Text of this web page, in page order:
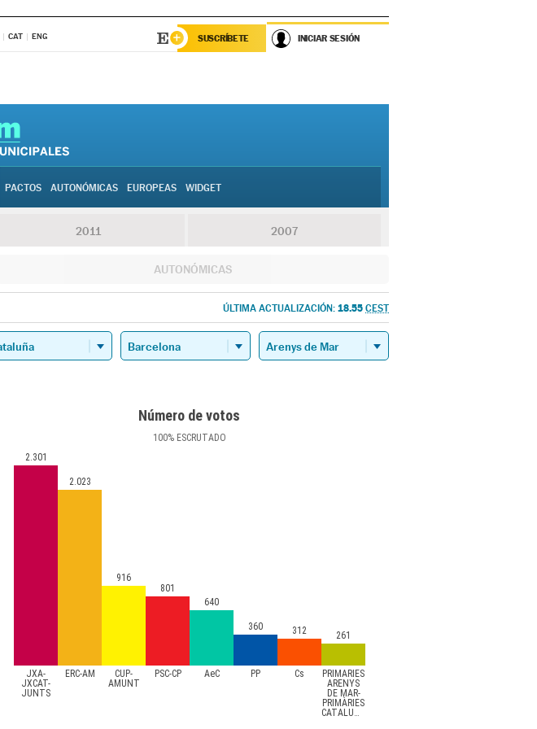
CAT ENG SUSCRÍBETE INICIAR SESIÓN
PACTOS AUTONÓMICAS EUROPEAS WIDGET
2011 2007
AUTONÓMICAS
ÚLTIMA ACTUALIZACIÓN: 18.55 CEST
Número de votos
100%ESCRUTADO
JXA-
JXCAT-
JUNTS
ERC-AM
CUP-
AMUNT
PSC-CP AeC PP Cs
PRIMÀRIES
ARENYS
DE MAR-
PRIMÀRIES
CATALUNYA
2.301
2.023
916
801
640
360 312 261